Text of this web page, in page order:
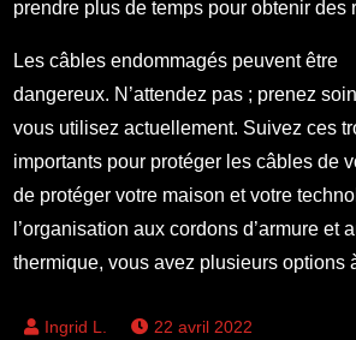
prendre plus de temps pour obtenir des
Les câbles endommagés peuvent être
dangereux. N’attendez pas ; prenez
vous utilisez actuellement. Suivez ces
importants pour protéger les câbles de
de protéger votre maison et votre
l’organisation aux cordons d’armure et
thermique, vous avez plusieurs options
22 avril 2022